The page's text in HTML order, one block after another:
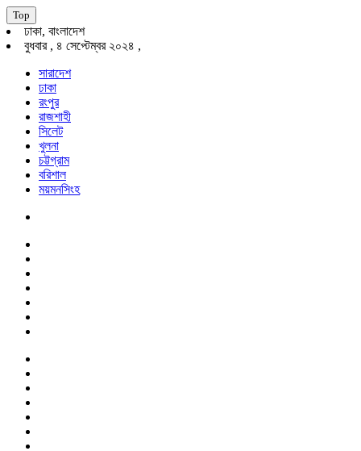
Top
ঢাকা, বাংলাদেশ
বুধবার , ৪ সেপ্টেম্বর ২০২৪ ,
সারাদেশ
ঢাকা
রংপুর
রাজশাহী
সিলেট
খুলনা
চট্টগ্রাম
বরিশাল
ময়মনসিংহ